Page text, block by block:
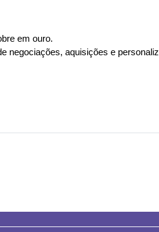
em ouro.
negociações, aquisições e